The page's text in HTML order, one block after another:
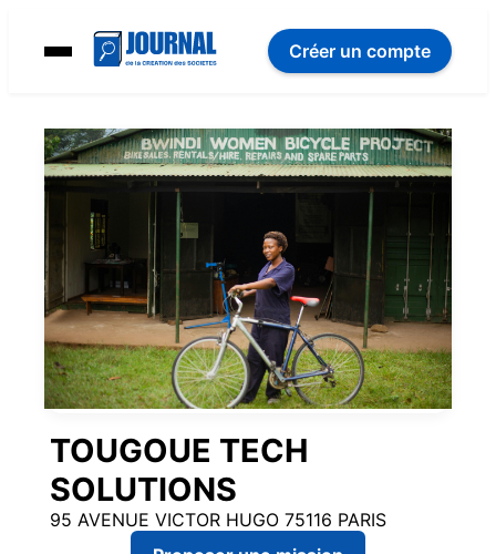
Créer un compte
TOUGOUE TECH
SOLUTIONS
95 AVENUE VICTOR HUGO 75116 PARIS